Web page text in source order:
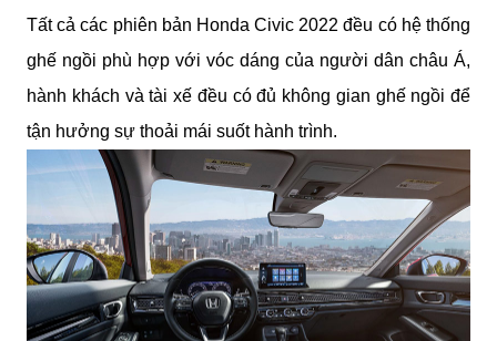
Tất cả các phiên bản Honda Civic 2022 đều có hệ thống
ghế ngồi phù hợp với vóc dáng của người dân châu Á,
hành khách và tài xế đều có đủ không gian ghế ngồi để
tận hưởng sự thoải mái suốt hành trình.